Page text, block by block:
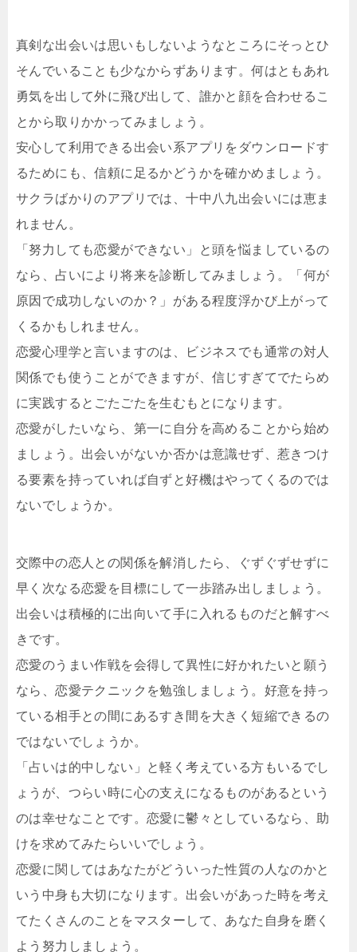
真剣な出会いは思いもしないようなところにそっとひ
そんでいることも少なからずあります。何はともあれ
勇気を出して外に飛び出して、誰かと顔を合わせるこ
とから取りかかってみましょう。
安心して利用できる出会い系アプリをダウンロードす
るためにも、信頼に足るかどうかを確かめましょう。
サクラばかりのアプリでは、十中八九出会いには恵ま
れません。
「努力しても恋愛ができない」と頭を悩ましているの
なら、占いにより将来を診断してみましょう。「何が
原因で成功しないのか？」がある程度浮かび上がって
くるかもしれません。
恋愛心理学と言いますのは、ビジネスでも通常の対人
関係でも使うことができますが、信じすぎてでたらめ
に実践するとごたごたを生むもとになります。
恋愛がしたいなら、第一に自分を高めることから始め
ましょう。出会いがないか否かは意識せず、惹きつけ
る要素を持っていれば自ずと好機はやってくるのでは
ないでしょうか。
交際中の恋人との関係を解消したら、ぐずぐずせずに
早く次なる恋愛を目標にして一歩踏み出しましょう。
出会いは積極的に出向いて手に入れるものだと解すべ
きです。
恋愛のうまい作戦を会得して異性に好かれたいと願う
なら、恋愛テクニックを勉強しましょう。好意を持っ
ている相手との間にあるすき間を大きく短縮できるの
ではないでしょうか。
「占いは的中しない」と軽く考えている方もいるでし
ょうが、つらい時に心の支えになるものがあるという
のは幸せなことです。恋愛に鬱々としているなら、助
けを求めてみたらいいでしょう。
恋愛に関してはあなたがどういった性質の人なのかと
いう中身も大切になります。出会いがあった時を考え
てたくさんのことをマスターして、あなた自身を磨く
よう努力しましょう。